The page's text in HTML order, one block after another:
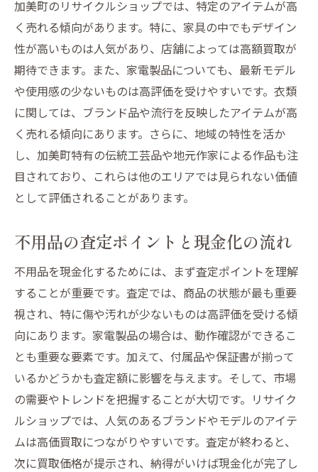
加美町のリサイクルショップでは、特定のアイテムが高
く売れる傾向があります。特に、家具の中でもデザイン
性が高いものは人気があり、店舗によっては高額買取が
期待できます。また、家電製品についても、最新モデル
や使用感の少ないものは高評価を受けやすいです。衣類
に関しては、ブランド品や流行を反映したアイテムが高
く売れる傾向にあります。さらに、地域の特性を活か
し、加美町特有の伝統工芸品や地元作家による作品も注
目されており、これらは他のエリアでは見られない価値
として評価されることがあります。
不用品の査定ポイントと現金化の流れ
不用品を現金化するためには、まず査定ポイントを理解
することが重要です。査定では、商品の状態が最も重要
視され、特に傷や汚れが少ないものは高評価を受ける傾
向にあります。家電製品の場合は、動作確認ができるこ
とも重要な要素です。加えて、付属品や保証書が揃って
いるかどうかも査定額に影響を与えます。そして、市場
の需要やトレンドを把握することが大切です。リサイク
ルショップでは、人気のあるブランドやモデルのアイテ
ムは高価買取につながりやすいです。査定が終わると、
次に買取価格が提示され、納得がいけば現金化が完了し